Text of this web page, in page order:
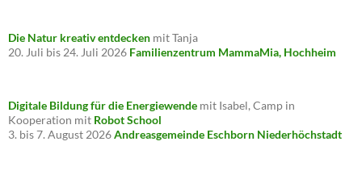
Die Natur kreativ entdecken mit Tanja
20. Juli bis 24. Juli 2026 Familienzentrum MammaMia, Hochheim
Digitale Bildung für die Energiewende mit Isabel, Camp in
Kooperation mit Robot School
3. bis 7. August 2026Andreasgemeinde Eschborn Niederhöchstadt